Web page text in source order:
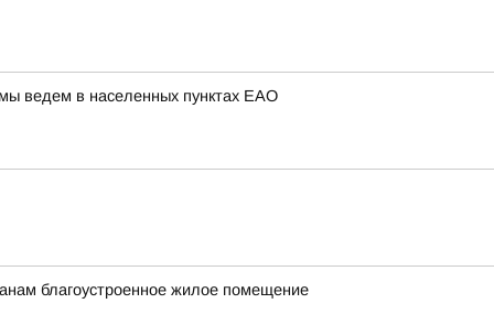
ведем в населенных пунктах ЕАО
благоустроенное жилое помещение